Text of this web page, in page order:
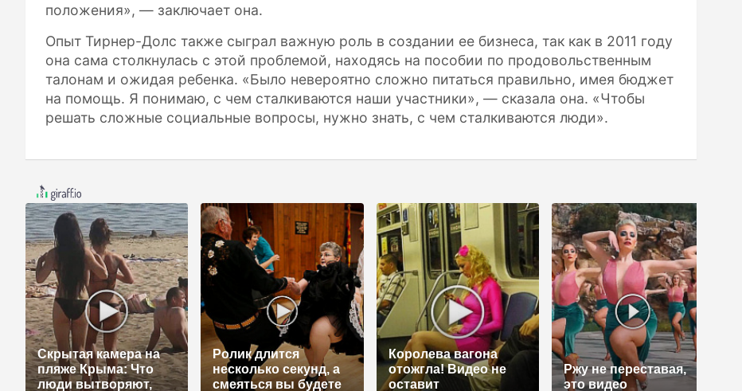
положения», — заключает она.
Опыт Тирнер-Долс также сыграл важную роль в создании ее бизнеса, так как в 2011 году
она сама столкнулась с этой проблемой, находясь на пособии по продовольственным
талонам и ожидая ребенка. «Было невероятно сложно питаться правильно, имея бюджет
на помощь. Я понимаю, с чем сталкиваются наши участники», — сказала она. «Чтобы
решать сложные социальные вопросы, нужно знать, с чем сталкиваются люди».
Скрытая камера на
пляже Крыма: Что
люди вытворяют,
Ролик длится
несколько секунд, а
смеяться вы будете
Королева вагона
отожгла! Видео не
оставит
Ржу не переставая,
это видео